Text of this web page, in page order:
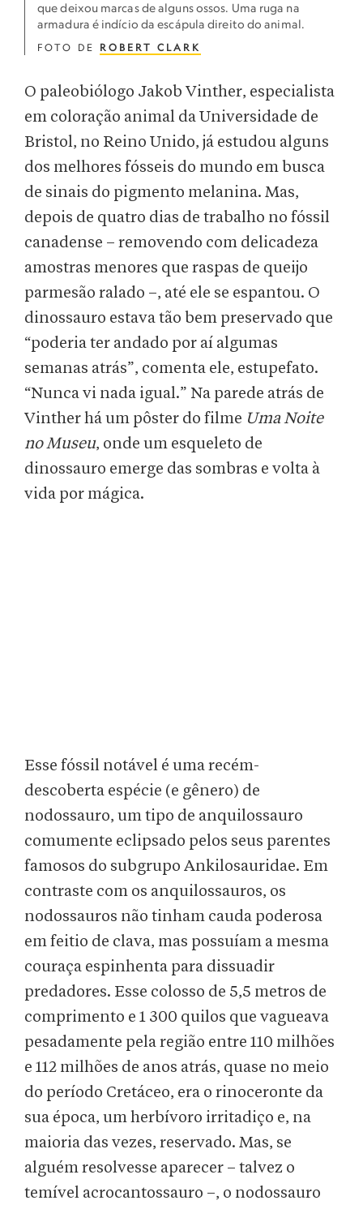
que deixou marcas de alguns ossos. Uma ruga na
armadura é indício da escápula direito do animal.
FOTO DE ROBERT CLARK
O paleobiólogo Jakob Vinther, especialista
em coloração animal da Universidade de
Bristol, no Reino Unido, já estudou alguns
dos melhores fósseis do mundo em busca
de sinais do pigmento melanina. Mas,
depois de quatro dias de trabalho no fóssil
canadense – removendo com delicadeza
amostras menores que raspas de queijo
parmesão ralado –, até ele se espantou. O
dinossauro estava tão bem preservado que
“poderia ter andado por aí algumas
semanas atrás”, comenta ele, estupefato.
“Nunca vi nada igual.” Na parede atrás de
Vinther há um pôster do filme Uma Noite
no Museu, onde um esqueleto de
dinossauro emerge das sombras e volta à
vida por mágica.
Esse fóssil notável é uma recém-
descoberta espécie (e gênero) de
nodossauro, um tipo de anquilossauro
comumente eclipsado pelos seus parentes
famosos do subgrupo Ankilosauridae. Em
contraste com os anquilossauros, os
nodossauros não tinham cauda poderosa
em feitio de clava, mas possuíam a mesma
couraça espinhenta para dissuadir
predadores. Esse colosso de 5,5 metros de
comprimento e 1 300 quilos que vagueava
pesadamente pela região entre 110 milhões
e 112 milhões de anos atrás, quase no meio
do período Cretáceo, era o rinoceronte da
sua época, um herbívoro irritadiço e, na
maioria das vezes, reservado. Mas, se
alguém resolvesse aparecer – talvez o
temível acrocantossauro –, o nodossauro